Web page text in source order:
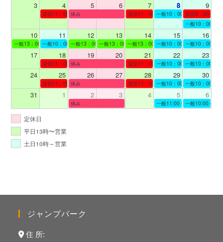
3 4 5 6 7 8 9
貸切11：00～12：00
休み 貸切11：00～12：00一般10：00～19：00
貸切9：00～10
一般10：00～
10 11 12 13 14 15 16
一般13：00～19：00一般10：00～19：00一般13：00～19：00一般13：00～19：00一般13：00～19：00一般10：00～19：00
一般10：00～
17 18 19 20 21 22 23
貸切11：00～12：00
休み 貸切11：00～13：00一般10：00～19：00
一般10：00～
24 25 26 27 28 29 30
貸切11：00～12：00
休み 貸切11：00～12：00一般10：00～19：00
一般10：00～
31 1 2 3 4 5 6
休み 一般11:00～19:00一般10:00～
定休日
平日13時〜営業
土日10時～営業
ジャンプパーク
住 所: